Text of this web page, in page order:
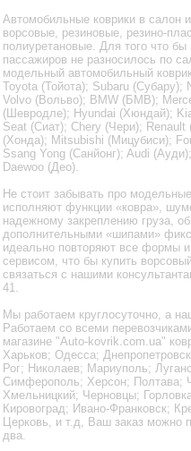
Автомобильные коврики в салон
ворсовые, резиновые, резино-
полиуретановые. Для того что бы
пассажиров не разносилось по
модельный автомобильный
Toyota (Тойота); Subaru (Субару);
Volvo (Вольво); BMW (БМВ);
(Шевродле); Hyundai (Хюндай);
Seat (Сиат); Chery (Чери);
(Хонда); Mitsubishi (Мицубиси);
Ssang Yong (Санйонг); Audi
Daewoo (Део).
Не стоит забывать про
исполняют функции «ковра»,
надежному закреплению груза,
дополнительными «шипами»
идеально повторяют все формы
сервисом, что бы купить
связаться с нашими
41.
Мы работаем круглосуточно, а
Работаем со всеми
магазине "Auto-kovrik.com.ua"
Харьков; Одесса;
Рог; Николаев; Мариуполь;
Симферополь; Херсон; Полтава;
Хмельницкий; Черновцы;
Кировоград; Ивано-Франковск;
Церковь, и т.д, Ваш заказ можно
два.